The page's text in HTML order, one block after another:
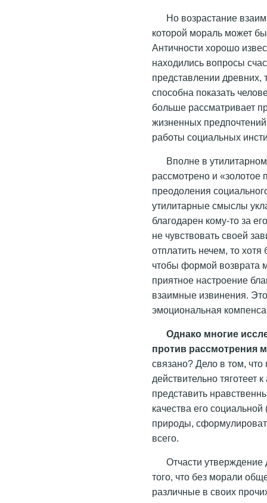
Но возрастание
которой мораль может
Античности хорошо
находились вопросы
представлении
способна показать
больше рассматривает
жизненных
работы социальных
Вполне в
рассмотрено и «золотое
преодоления
утилитарные смыслы
благодарен кому-то за
не чувствовать своей
отплатить нечем, то
чтобы формой возврата
приятное настроение
взаимные извинения.
эмоциональная
Однако многие
против рассмотрения
связано? Дело в том,
действительно тяготеет
представить
качества его
природы,
всего.
Отчасти
того, что без морали
различные в своих